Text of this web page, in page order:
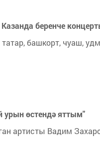
беренче
башкорт, чуаш,
урын өстендә яттым"
артисты Вадим